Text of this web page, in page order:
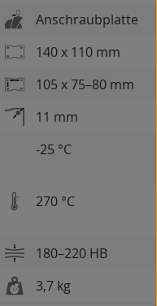
Anschraubplatte
140 x 110 mm
105 x 75–80 mm
11 mm
-25 °C
270 °C
180–220 HB
3,7 kg